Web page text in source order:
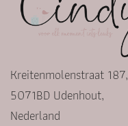
Kreitenmolenstraat 187,
5071BD Udenhout,
Nederland